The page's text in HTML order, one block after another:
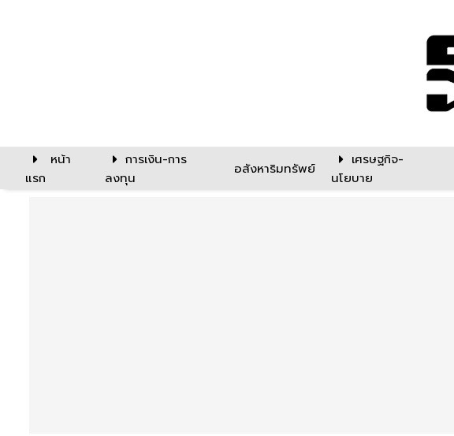
หน้า
แรก
การเงิน-การ
ลงทุน
อสังหาริมทรัพย์
เศรษฐกิจ-
นโยบาย